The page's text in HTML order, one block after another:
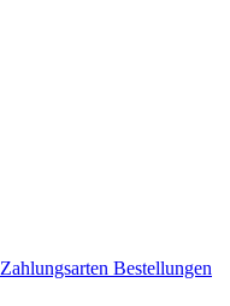
Zahlungsarten Bestellungen